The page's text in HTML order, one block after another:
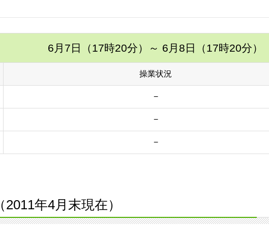
6月7日（17時20分） ～ 6月8日（17時20分）
操業状況
−
−
−
（2011年4月末現在）